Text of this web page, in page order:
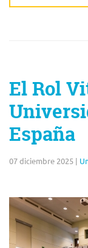
El Rol
España
07 diciembre 2025 |